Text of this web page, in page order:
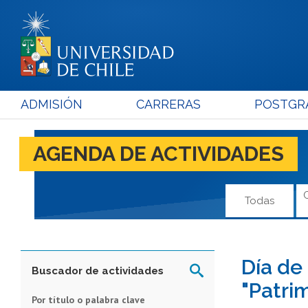
ADMISIÓN CARRERAS
AGENDA DE ACTIVIDADES
Todas
Día
Buscador de actividades
Por título o palabra clave